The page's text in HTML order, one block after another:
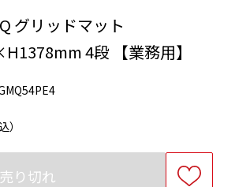
グリッドマット
4段 【業務用】
）
売り切れ